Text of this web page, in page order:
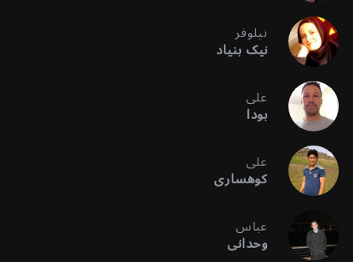
نیلوفر
نیک بنیاد
علی
بودا
علی
کوهساری
عباس
وحدانی